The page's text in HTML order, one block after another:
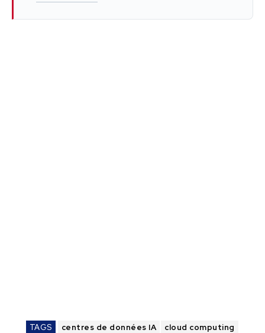
TAGS centres de données IA
cloud computing